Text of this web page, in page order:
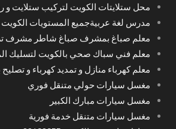
محل ستلايتات الكويت لتركيب ستلايت و
مدرس لغة عربيةجميع المستويات الكويت
معلم صباغ بمشرف صباغ شاطر مشرف
معلم فني سباك صحي بالكويت لتسليك
معلم كهرباء منازل و تمديد كهرباء و
مغسل سيارات حولي متنقل فوري
مغسل سيارات مبارك الكبير
مغسل سيارات متنقل خدمة فورية